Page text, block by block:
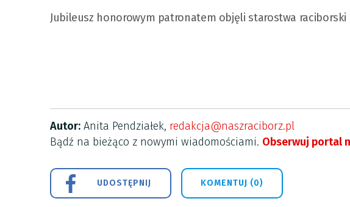
Jubileusz honorowym patronatem objęli starostwa raciborski
Autor: Anita Pendziałek, redakcja@naszraciborz.pl
Bądź na bieżąco z nowymi wiadomościami. Obserwuj portal
UDOSTĘPNIJ KOMENTUJ (0)